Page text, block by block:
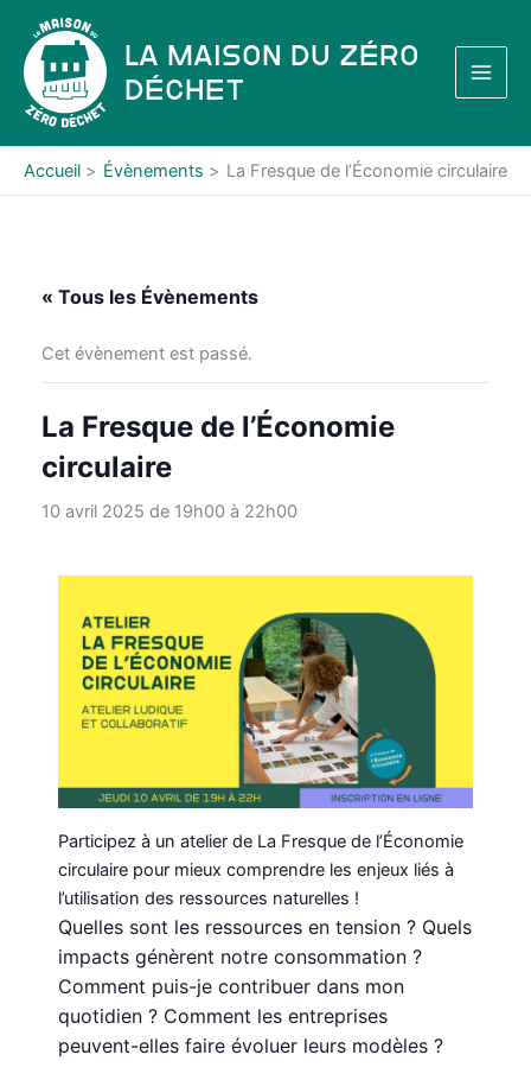
contenu
La Maison du Zéro
Déchet
Accueil Évènements La Fresque de l’Économie circulaire
« Tous les Évènements
Cet évènement est passé.
La Fresque de l’Économie
circulaire
10 avril 2025 de 19h00à 22h00
Participez à un atelier de La Fresque de l’Économie
circulaire pour mieux comprendre les enjeux liés à
l’utilisation des ressources naturelles !
Quelles sont les ressources en tension ? Quels
impacts génèrent notre consommation ?
Comment puis-je contribuer dans mon
quotidien ? Comment les entreprises
peuvent-elles faire évoluer leurs modèles ?